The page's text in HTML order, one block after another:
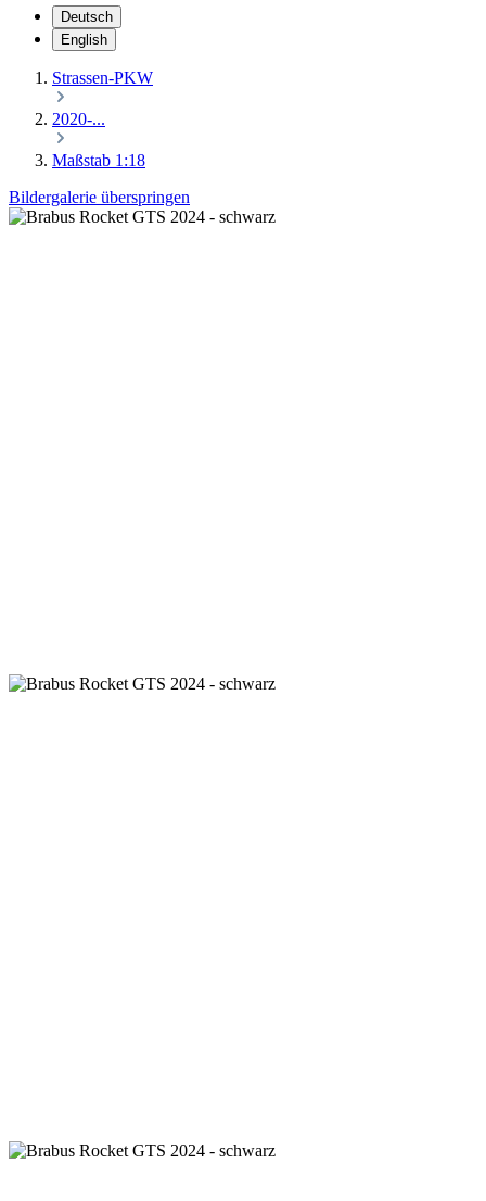
Deutsch
English
Strassen-PKW
2020-...
Maßstab 1:18
Bildergalerie überspringen